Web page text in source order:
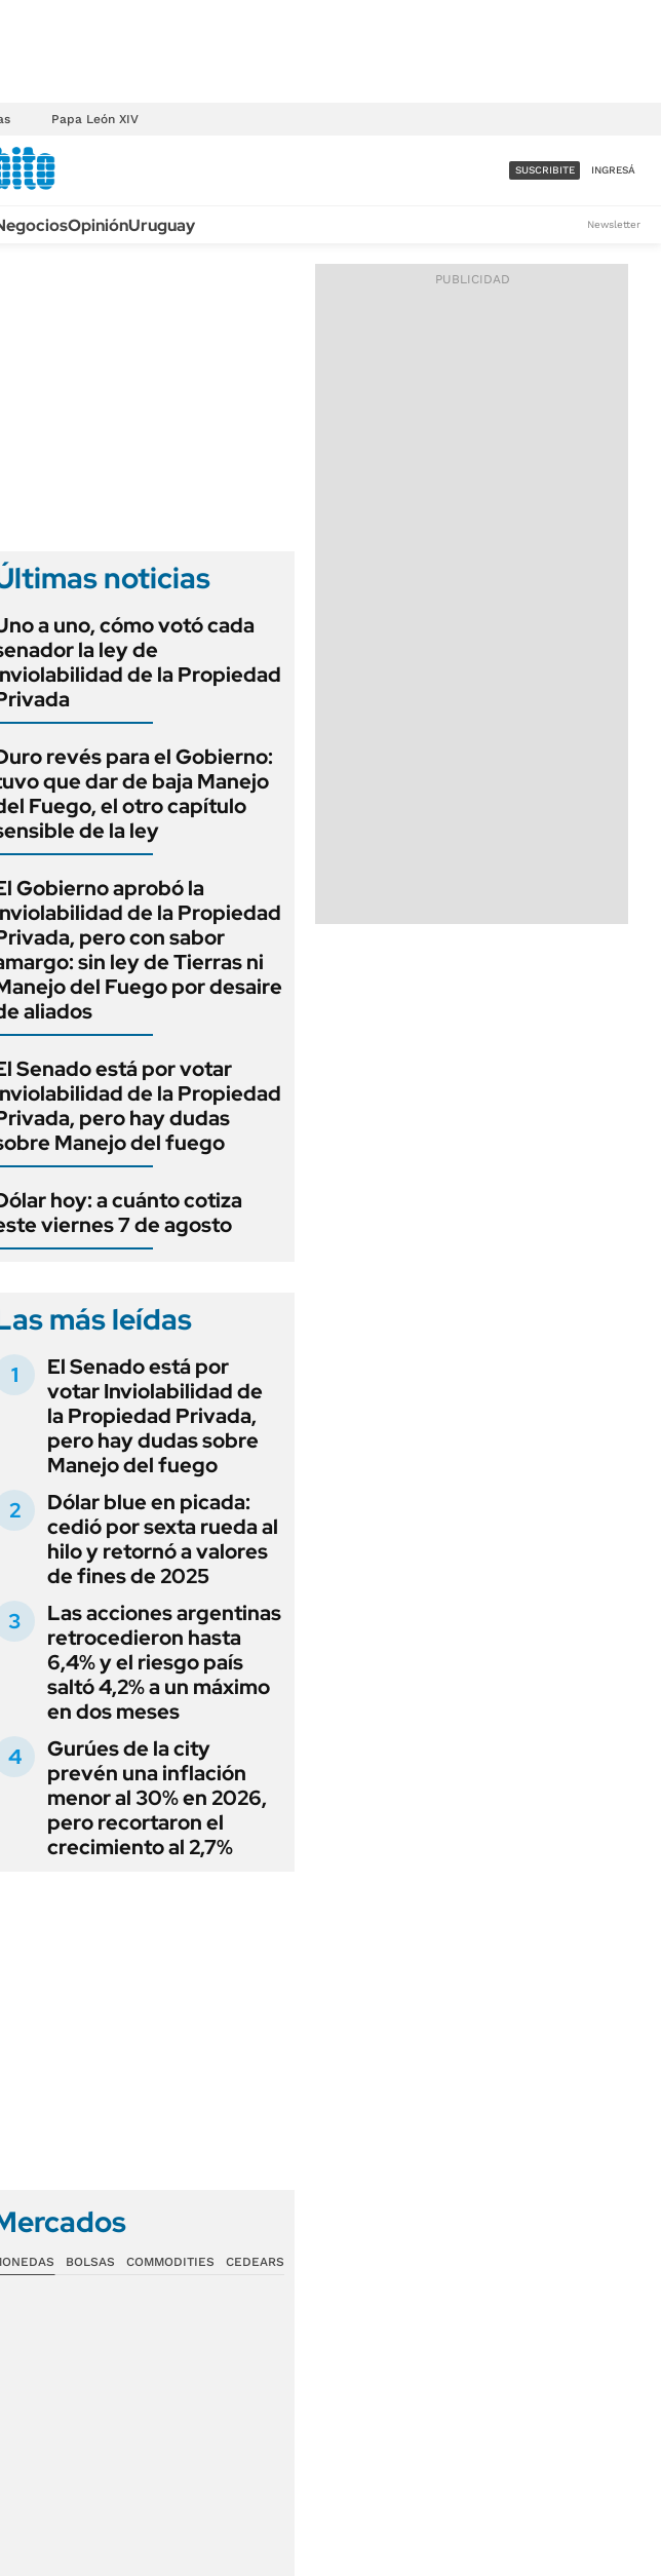
Papa León XIV
ACCESO FULL - $1.800/MES
SUSCRIBITE INGRESÁ
OpiniónUruguay Newsletter
noticias
a uno, cómo votó cada
la ley de
de la Propiedad
revés para el Gobierno:
que dar de baja Manejo
Fuego, el otro capítulo
de la ley
Gobierno aprobó la
de la Propiedad
pero con sabor
sin ley de Tierras ni
del Fuego por desaire
aliados
Senado está por votar
de la Propiedad
pero hay dudas
Manejo del fuego
hoy: a cuánto cotiza
viernes 7 de agosto
más leídas
El Senado está por
votar Inviolabilidad de
la Propiedad Privada,
pero hay dudas sobre
Manejo del fuego
Dólar blue en picada:
cedió por sexta rueda al
hilo y retornó a valores
de fines de 2025
Las acciones argentinas
retrocedieron hasta
6,4% y el riesgo país
saltó 4,2% a un máximo
en dos meses
Gurúes de la city
prevén una inflación
menor al 30% en 2026,
pero recortaron el
crecimiento al 2,7%
BOLSAS COMMODITIES CEDEARS